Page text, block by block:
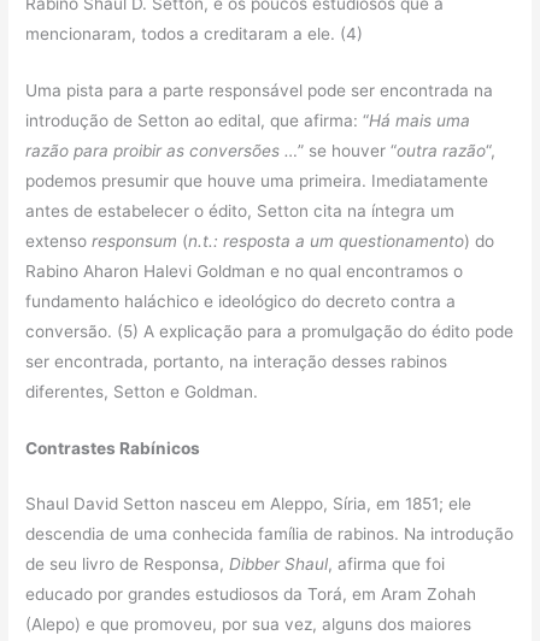
mencionaram, todos a creditaram a ele. (4)
Uma pista para a parte responsável pode ser encontrada na
introdução de Setton ao edital, que afirma: “Há mais uma
razão para proibir as conversões …” se houver “outra razão“,
podemos presumir que houve uma primeira. Imediatamente
antes de estabelecer o édito, Setton cita na íntegra um
extensoresponsum (n.t.: resposta a um questionamento) do
Rabino Aharon Halevi Goldman e no qual encontramos o
fundamento haláchico e ideológico do decreto contra a
conversão. (5) A explicação para a promulgação do édito pode
ser encontrada, portanto, na interação desses rabinos
diferentes, Setton e Goldman.
Contrastes Rabínicos
Shaul David Setton nasceu em Aleppo, Síria, em 1851; ele
descendia de uma conhecida família de rabinos. Na introdução
de seu livro de Responsa, Dibber Shaul, afirma que foi
educado por grandes estudiosos da Torá, em Aram Zohah
(Alepo) e que promoveu, por sua vez, alguns dos maiores